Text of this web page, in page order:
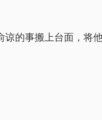
的事搬上台面，将